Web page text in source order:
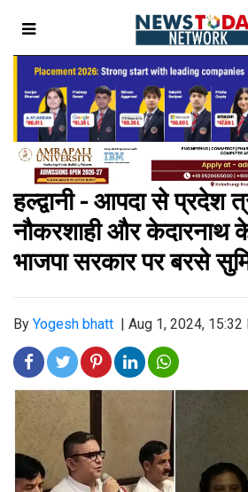
हल्द्वानी - आपदा से प्रदेश
नौकरशाही और केदारनाथ
भाजपा सरकार पर बरसे
By Yogesh bhatt Aug 1, 2024, 15:32